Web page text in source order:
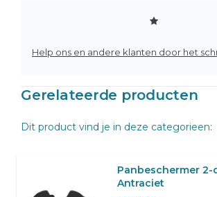
Gerelateerde producten
Dit product vind je in deze categorieen:
Panbeschermer 2-
Antraciet